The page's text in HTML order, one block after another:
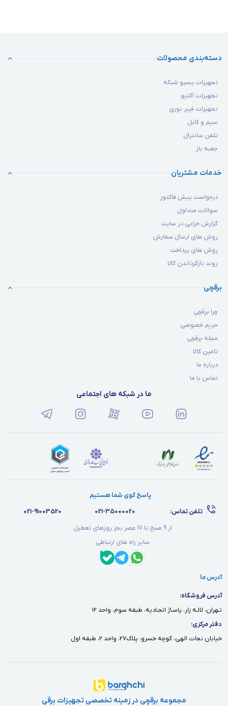
دسته‌بندی محصولات
تجهیزات پسیو شبکه
تجهیزات اکتیو
تجهیزات فیبر نوری
سیم و کابل
تلفن سانترال
جعبه باز
خدمات مشتریان
درخواست پیش فاکتور
سوالات متداول
گزارش خرابی در سایت
روش های ارسال سفارش
روش های پرداخت
روند بازگرداندن کالا
برقچی
چرا برقچی
حریم خصوصی
مجله برقچی
تامین کالا
درباره ما
تماس با ما
ما در شبکه های اجتماعی
پاسخ گوی شما هستیم
تلفن تماس:
021-35000020
021-91003520
از 9 صبح تا 17 عصر بجز روزهای تعطیل
سایر راه های ارتباطی
آدرس ما
آدرس فروشگاه:
تـهران، لالـه زار، پاسـاژ اتحـاديه، طبقه سوم، واحد ١٢
دفتر مركزى:
خيابان نجات الهى، كوچه خسرو، پلاك٢٧، واحد ٢، طبقه اول
مجموعه برقچی در زمینه تخصصی تجهیزات برقی